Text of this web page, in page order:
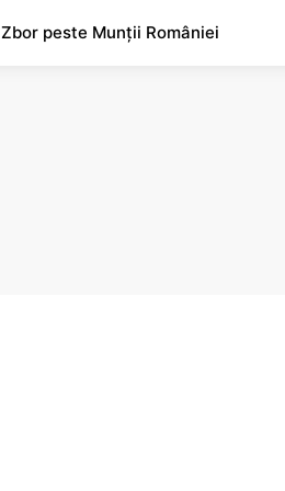
Zbor peste Munții României